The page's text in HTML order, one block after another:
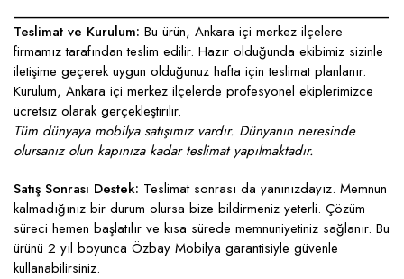
____________________________________________________
Teslimat ve Kurulum: Bu ürün, Ankara içi merkez ilçelere
firmamız tarafından teslim edilir. Hazır olduğunda ekibimiz sizinle
iletişime geçerek uygun olduğunuz hafta için teslimat planlanır.
Kurulum, Ankara içi merkez ilçelerde profesyonel ekiplerimizce
ücretsiz olarak gerçekleştirilir.
Tüm dünyaya mobilya satışımız vardır. Dünyanın neresinde
olursanız olun kapınıza kadar teslimat yapılmaktadır.
Satış Sonrası Destek: Teslimat sonrası da yanınızdayız. Memnun
kalmadığınız bir durum olursa bize bildirmeniz yeterli. Çözüm
süreci hemen başlatılır ve kısa sürede memnuniyetiniz sağlanır. Bu
ürünü 2 yıl boyunca Özbay Mobilya garantisiyle güvenle
kullanabilirsiniz.